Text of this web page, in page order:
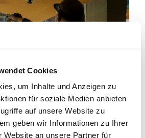
Cookies
um Inhalte und Anzeigen zu
für soziale Medien anbieten
auf unsere Website zu
geben wir Informationen zu Ihrer
Website an unsere Partner für
ALLA GALLERIA